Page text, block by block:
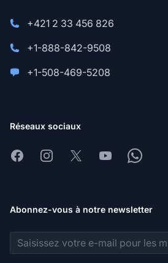
+421 2 33 456 826
+1-888-842-9508
+1-508-469-5208
Réseaux sociaux
FacebookInstagram
X YoutubeWhatsapp
Abonnez-vous à notre newsletter
Adresse e-mail